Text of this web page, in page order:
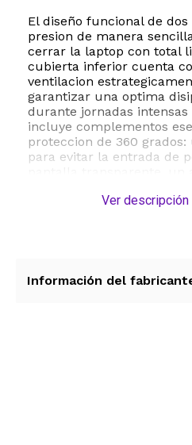
El diseño funcional de
presion de manera
cerrar la laptop con total
cubierta inferior cuenta
ventilacion
garantizar una optima
durante jornadas intensas
incluye complementos
proteccion de 360
para evitar la entrada de
resguarda tu privacidad.
aporta un estilo
Ver
Información del